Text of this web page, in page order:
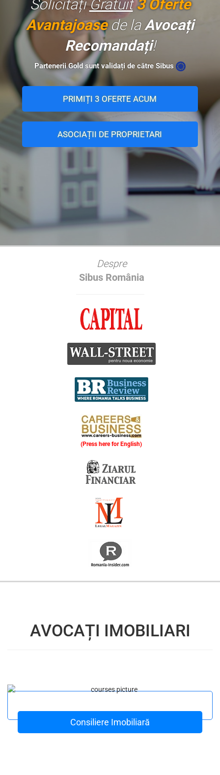
SolicitațiGratuit 3 Oferte
Avantajoasede laAvocați
Recomandați!
Partenerii Gold sunt validați de către Sibus
PRIMIȚI 3 OFERTE ACUM
ASOCIAȚII DE PROPRIETARI
Despre
Sibus România
(Press here for English)
AVOCAȚI IMOBILIARI
Consiliere Imobiliară